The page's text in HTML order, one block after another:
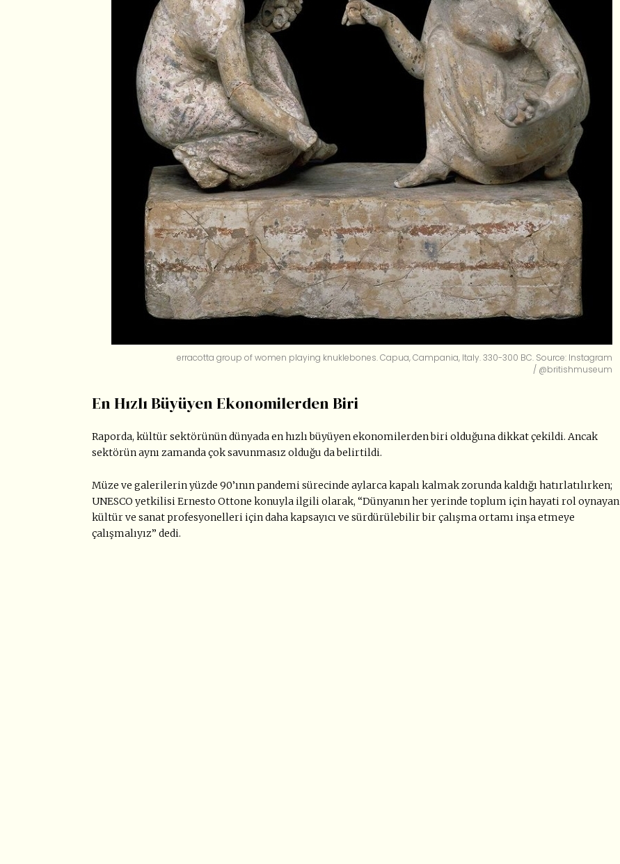
erracotta group of women playing knuklebones. Capua, Campania, Italy. 330-300 BC. Source: Instagram
/ @britishmuseum
En Hızlı Büyüyen Ekonomilerden Biri
Raporda, kültür sektörünün dünyada en hızlı büyüyen ekonomilerden biri olduğuna dikkat çekildi. Ancak
sektörün aynı zamanda çok savunmasız olduğu da belirtildi.
Müze ve galerilerin yüzde 90’ının pandemi sürecinde aylarca kapalı kalmak zorunda kaldığı hatırlatılırken;
UNESCO yetkilisi Ernesto Ottone konuyla ilgili olarak, “Dünyanın her yerinde toplum için hayati rol oynayan
kültür ve sanat profesyonelleri için daha kapsayıcı ve sürdürülebilir bir çalışma ortamı inşa etmeye
çalışmalıyız” dedi.